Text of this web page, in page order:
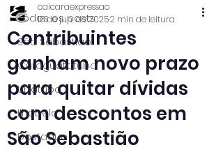
Todos os posts
São Sebastião
Caraguatatuba
Ubatuba
Ilhabela
Destaque
Contribuintes
ganham novo prazo
para quitar dívidas
com descontos em
São Sebastião
caicaraexpressao
16 de jun. de 20252 min de leitura